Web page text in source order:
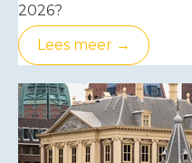
2026?
Lees meer →